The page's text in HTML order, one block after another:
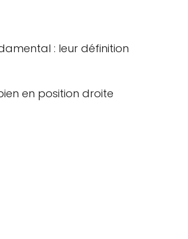
: leur définition
en position droite